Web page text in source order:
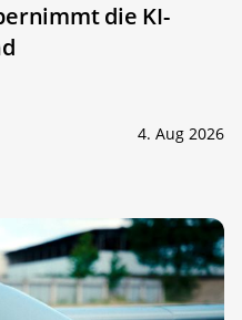
die KI-
4. Aug 2026